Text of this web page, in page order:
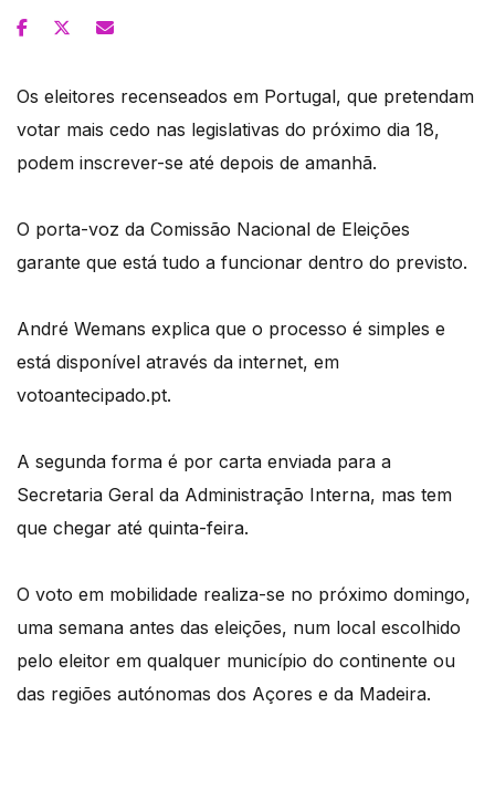
Os eleitores recenseados em Portugal, que pretendam
votar mais cedo nas legislativas do próximo dia 18,
podem inscrever-se até depois de amanhã.
O porta-voz da Comissão Nacional de Eleições
garante que está tudo a funcionar dentro do previsto.
André Wemans explica que o processo é simples e
está disponível através da internet, em
votoantecipado.pt.
A segunda forma é por carta enviada para a
Secretaria Geral da Administração Interna, mas tem
que chegar até quinta-feira.
O voto em mobilidade realiza-se no próximo domingo,
uma semana antes das eleições, num local escolhido
pelo eleitor em qualquer município do continente ou
das regiões autónomas dos Açores e da Madeira.